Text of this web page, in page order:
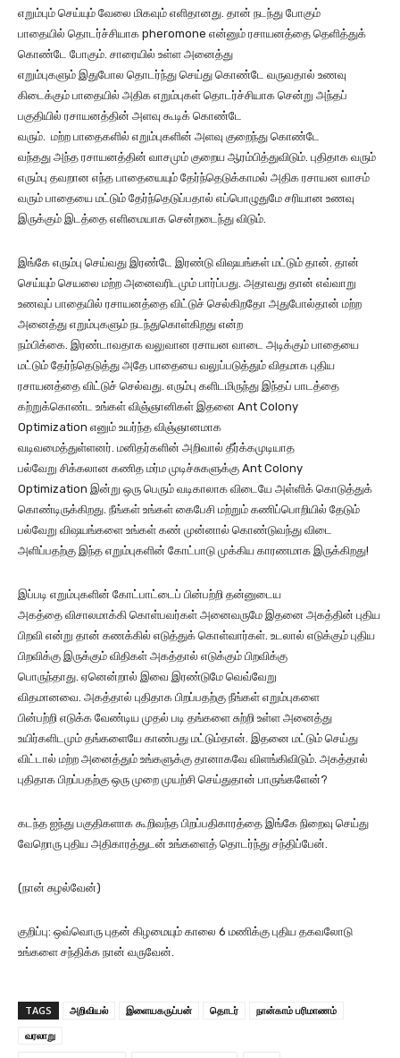
எறும்பும் செய்யும் வேலை மிகவும் எளிதானது. தான் நடந்து போகும்
பாதையில் தொடர்ச்சியாக pheromone என்னும் ரசாயனத்தை தெளித்துக்
கொண்டே போகும். சாரையில் உள்ள அனைத்து
எறும்புகளும் இதுபோல தொடர்ந்து செய்து கொண்டே வருவதால் உணவு
கிடைக்கும் பாதையில் அதிக எறும்புகள் தொடர்ச்சியாக சென்று அந்தப்
பகுதியில் ரசாயனத்தின் அளவு கூடிக் கொண்டே
வரும். மற்ற பாதைகளில் எறும்புகளின் அளவு குறைந்து கொண்டே
வந்தது அந்த ரசாயனத்தின் வாசமும் குறைய ஆரம்பித்துவிடும். புதிதாக வரும்
எரும்பு தவறான எந்த பாதையையும் தேர்ந்தெடுக்காமல் அதிக ரசாயன வாசம்
வரும் பாதையை மட்டும் தேர்ந்தெடுப்பதால் எப்பொழுதுமே சரியான உணவு
இருக்கும் இடத்தை எளிமையாக சென்றடைந்து விடும்.
இங்கே எரும்பு செய்வது இரண்டே இரண்டு விஷயங்கள் மட்டும் தான். தான்
செய்யும் செயலை மற்ற அனைவரிடமும் பார்ப்பது. அதாவது தான் எவ்வாறு
உணவுப் பாதையில் ரசாயனத்தை விட்டுச் செல்கிறதோ அதுபோல்தான் மற்ற
அனைத்து எறும்புகளும் நடந்துகொள்கிறது என்ற
நம்பிக்கை. இரண்டாவதாக வலுவான ரசாயன வாடை அடிக்கும் பாதையை
மட்டும் தேர்ந்தெடுத்து அதே பாதையை வலுப்படுத்தும் விதமாக புதிய
ரசாயனத்தை விட்டுச் செல்வது. எரும்பு களிடமிருந்து இந்தப் பாடத்தை
கற்றுக்கொண்ட உங்கள் விஞ்ஞானிகள் இதனை Ant Colony
Optimization எனும் உயர்ந்த விஞ்ஞானமாக
வடிவமைத்துள்ளனர். மனிதர்களின் அறிவால் தீர்க்கமுடியாத
பல்வேறு சிக்கலான கணித மர்ம முடிச்சுகளுக்கு Ant Colony
Optimization இன்று ஒரு பெரும் வடிகாலாக விடையே அள்ளிக் கொடுத்துக்
கொண்டிருக்கிறது. நீங்கள் உங்கள் கைபேசி மற்றும் கணிப்பொறியில் தேடும்
பல்வேறு விஷயங்களை உங்கள் கண் முன்னால் கொண்டுவந்து விடை
அளிப்பதற்கு இந்த எறும்புகளின் கோட்பாடு முக்கிய காரணமாக இருக்கிறது!
இப்படி எறும்புகளின் கோட்பாட்டைப் பின்பற்றி தன்னுடைய
அகத்தை விசாலமாக்கி கொள்பவர்கள் அனைவருமே இதனை அகத்தின் புதிய
பிறவி என்று தான் கணக்கில் எடுத்துக் கொள்வார்கள். உடலால் எடுக்கும் புதிய
பிறவிக்கு இருக்கும் விதிகள் அகத்தால் எடுக்கும் பிறவிக்கு
பொருந்தாது. ஏனென்றால் இவை இரண்டுமே வெவ்வேறு
விதமானவை. அகத்தால் புதிதாக பிறப்பதற்கு நீங்கள் எறும்புகளை
பின்பற்றி எடுக்க வேண்டிய முதல் படி தங்களை சுற்றி உள்ள அனைத்து
உயிர்களிடமும் தங்களையே காண்பது மட்டும்தான். இதனை மட்டும் செய்து
விட்டால் மற்ற அனைத்தும் உங்களுக்கு தானாகவே விளங்கிவிடும். அகத்தால்
புதிதாக பிறப்பதற்கு ஒரு முறை முயற்சி செய்துதான் பாருங்களேன்?
கடந்த ஐந்து பகுதிகளாக கூறிவந்த பிறப்பதிகாரத்தை இங்கே நிறைவு செய்து
வேறொரு புதிய அதிகாரத்துடன் உங்களைத் தொடர்ந்து சந்திப்பேன்.
(நான் சுழல்வேன்)
குறிப்பு: ஒவ்வொரு புதன் கிழமையும் காலை 6 மணிக்கு புதிய தகவலோடு
உங்களை சந்திக்க நான் வருவேன்.
TAGS அறிவியல் இளையகருப்பன் தொடர்
நான்காம் பரிமாணம்
வரலாறு